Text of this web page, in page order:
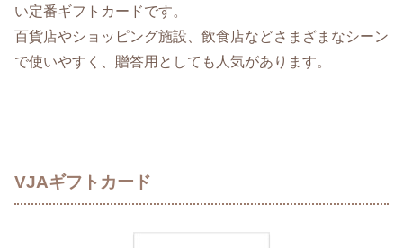
い定番ギフトカードです。
百貨店やショッピング施設、飲食店などさまざまなシーン
で使いやすく、贈答用としても人気があります。
VJAギフトカード